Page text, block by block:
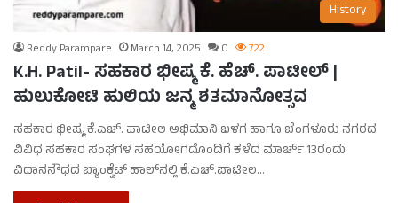
History
Reddy Parampare March 14, 2025 0 722
K.H. Patil- ಸಹಕಾರ ಭೀಷ್ಮ ಕೆ. ಹೆಚ್. ಪಾಟೀಲ್ |
ಹುಲುಕೋಟಿ ಹುಲಿಯ ಜನ್ಮ ಶತಮಾನೋತ್ಸವ
ಸಹಕಾರ ಭೀಷ್ಮ ಕೆ.ಎಚ್. ಪಾಟೀಲ ಅಭಿಮಾನಿ ಬಳಗ ಹಾಗೂ ಬೆಂಗಳೂರು ನಗರದ
ವಿವಿಧ ಸಹಕಾರ ಸಂಘಗಳ ಸಹಯೋಗದೊಂದಿಗೆ ಕಳೆದ ಮಾರ್ಚ್ 13ರಂದು
ವಿಧಾನಸೌಧದ ಬ್ಯಾಂಕ್ವೆಟ್ ಹಾಲ್‌ನಲ್ಲಿ ಕೆ.ಎಚ್.ಪಾಟೀಲ…